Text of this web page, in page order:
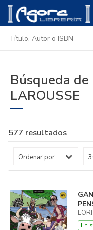
Búsqueda
LAROUSSE
577 resultados
En